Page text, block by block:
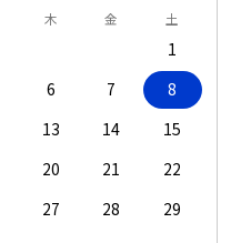
木 金 土
1
6 7
8
13 14
15
20 21
22
27 28
29